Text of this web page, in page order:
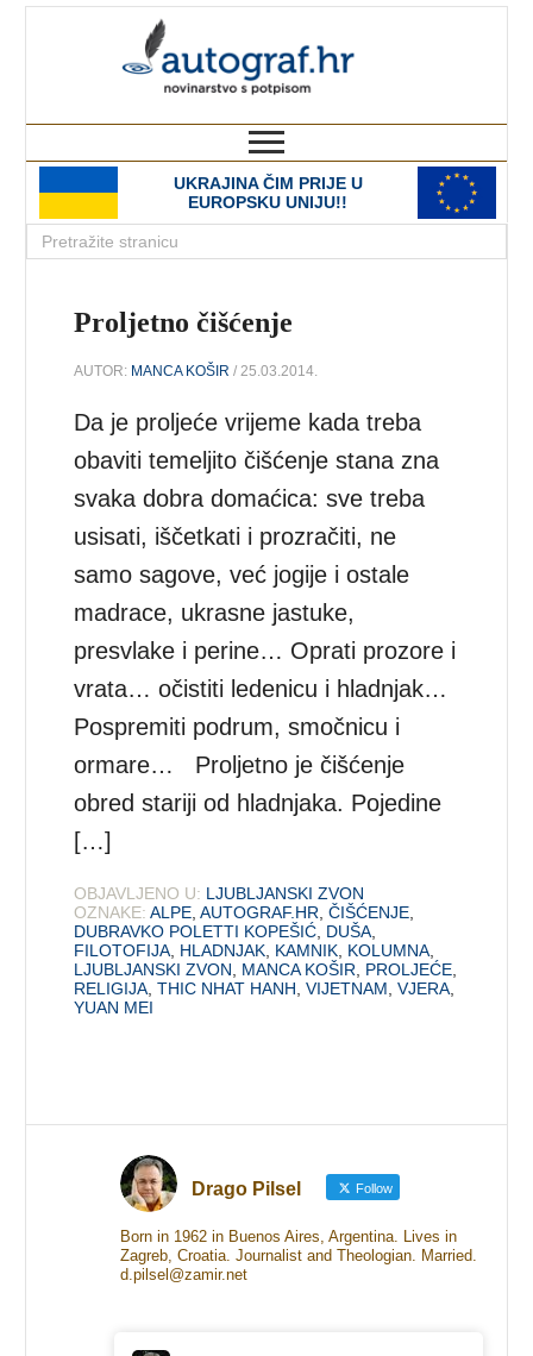
UKRAJINA ČIM PRIJE U
EUROPSKU UNIJU!!
Proljetno čišćenje
AUTOR: MANCA KOŠIR / 25.03.2014.
Da je proljeće vrijeme kada treba
obaviti temeljito čišćenje stana zna
svaka dobra domaćica: sve treba
usisati, iščetkati i prozračiti, ne
samo sagove, već jogije i ostale
madrace, ukrasne jastuke,
presvlake i perine… Oprati prozore i
vrata… očistiti ledenicu i hladnjak…
Pospremiti podrum, smočnicu i
ormare… Proljetno je čišćenje
obred stariji od hladnjaka. Pojedine
[…]
OBJAVLJENO U: LJUBLJANSKI ZVON
OZNAKE: ALPE ,AUTOGRAF.HR ,ČIŠĆENJE
DUBRAVKO POLETTI KOPEŠIĆ DUŠA
FILOTOFIJA HLADNJAK KAMNIK KOLUMNA
LJUBLJANSKI ZVON
MANCA KOŠIR PROLJEĆE
RELIGIJA ,THIC NHAT HANH ,VIJETNAM ,VJERA
YUAN MEI
Drago Pilsel Follow
Born in 1962 in Buenos Aires, Argentina. Lives in
Zagreb, Croatia. Journalist and Theologian. Married.
d.pilsel@zamir.net